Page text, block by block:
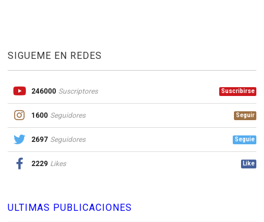
SIGUEME EN REDES
246000 Suscriptores Suscribirse
1600 Seguidores Seguir
2697 Seguidores Seguie
2229 Likes Like
ULTIMAS PUBLICACIONES